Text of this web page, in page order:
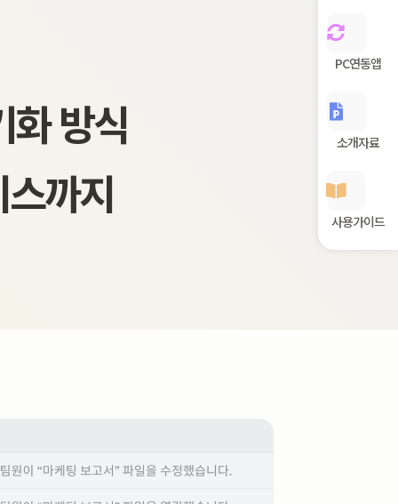
PC연동앱
소개자료
사용가이드
화 방식
까지